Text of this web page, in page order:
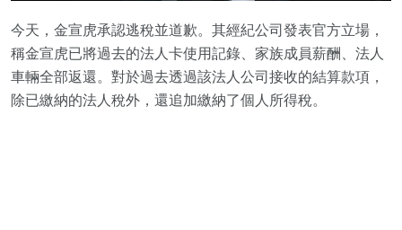
今天，金宣虎承認逃稅並道歉。其經紀公司發表官方立場，
稱金宣虎已將過去的法人卡使用記錄、家族成員薪酬、法人
車輛全部返還。對於過去透過該法人公司接收的結算款項，
除已繳納的法人稅外，還追加繳納了個人所得稅。